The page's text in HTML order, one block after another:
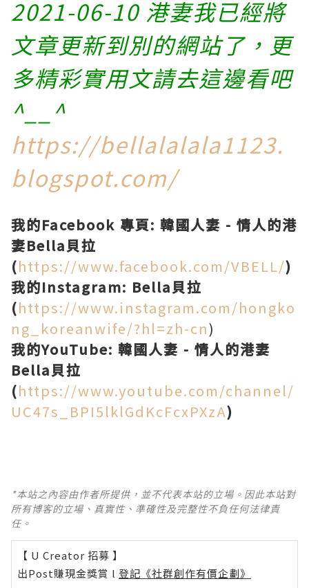
2021-06-10 港妻我已經將
文章更新到別的網站了，更
多精彩實用文請去這邊看吧
^__^
https://bellalalala1123.
blogspot.com/
我的Facebook 專頁: 韓國人妻 - 情人的港
妻Bella貝拉
(https://www.facebook.com/VBELL/)
我的Instagram: Bella貝拉
(https://www.instagram.com/hongko
ng_koreanwife/?hl=zh-cn)
我的YouTube: 韓國人妻 - 情人的港妻
Bella貝拉
(https://www.youtube.com/channel/
UC47s_BPI5lklGdKcFcxPXzA)
*本站之內容由作者所提供，並不代表本站的立場。因此本站對
所有博客的立場、真實性、準確性及完整性不負任何法律責
任。
【 U Creator 招募 】
出Post賺現金獎賞 l 登記《社群創作有價企劃》